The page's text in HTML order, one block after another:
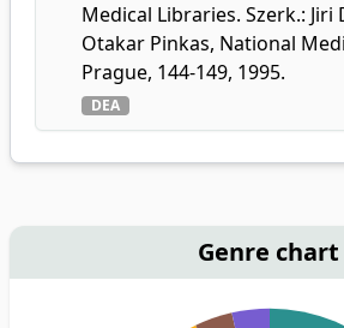
Medical Libraries. Szerk.: Jiri
Otakar Pinkas, National
Prague, 144-149, 1995.
DEA
Genre chart